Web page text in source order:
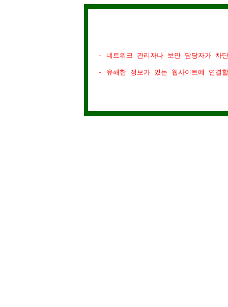
- 네트워크 관리자나 보안 담당자가 차
- 유해한 정보가 있는 웹사이트에 연결